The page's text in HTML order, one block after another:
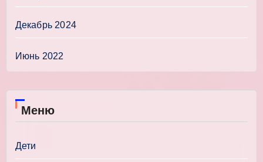
Декабрь 2024
Июнь 2022
Меню
Дети